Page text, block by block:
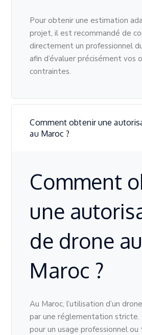
Pour obtenir une estimation
projet, il est recommandé de
directement un professionnel
afin d’évaluer précisément vos
contraintes.
Comment obtenir une
au Maroc ?
Comment
une
de drone au
Maroc ?
Au Maroc, l’utilisation d’un
par une réglementation stricte.
pour un usage professionnel